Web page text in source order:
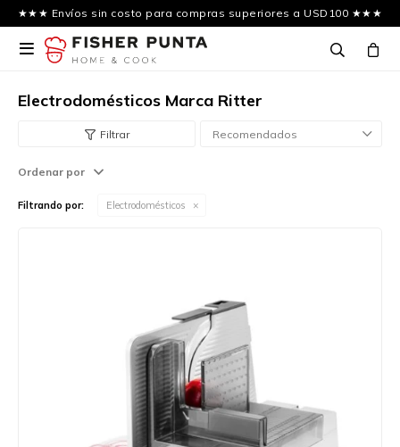
★★★ Envíos sin costo para compras superiores a USD100 ★★★

Electrodomésticos Marca Ritter
Recomendados
Ordenar por
Filtrando por: Electrodomésticos